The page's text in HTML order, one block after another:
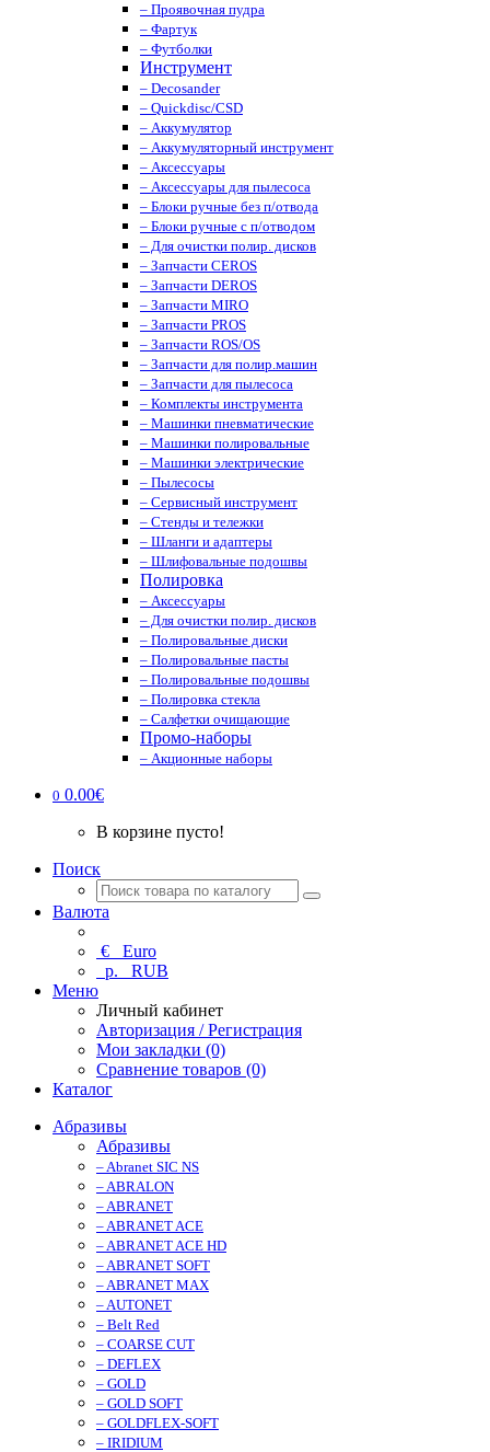
– Проявочная пудра
– Фартук
– Футболки
Инструмент
– Decosander
– Quickdisc/CSD
– Аккумулятор
– Аккумуляторный инструмент
– Аксессуары
– Аксессуары для пылесоса
– Блоки ручные без п/отвода
– Блоки ручные с п/отводом
– Для очистки полир. дисков
– Запчасти CEROS
– Запчасти DEROS
– Запчасти MIRO
– Запчасти PROS
– Запчасти ROS/OS
– Запчасти для полир.машин
– Запчасти для пылесоса
– Комплекты инструмента
– Машинки пневматические
– Машинки полировальные
– Машинки электрические
– Пылесосы
– Сервисный инструмент
– Стенды и тележки
– Шланги и адаптеры
– Шлифовальные подошвы
Полировка
– Аксессуары
– Для очистки полир. дисков
– Полировальные диски
– Полировальные пасты
– Полировальные подошвы
– Полировка стекла
– Салфетки очищающие
Промо-наборы
– Акционные наборы
0 0.00€
В корзине пусто!
Поиск
Валюта
€ Euro
р. RUB
Меню
Личный кабинет
Авторизация / Регистрация
Мои закладки (0)
Сравнение товаров (0)
Каталог
Абразивы
Абразивы
– Abranet SIC NS
– ABRALON
– ABRANET
– ABRANET ACE
– ABRANET ACE HD
– ABRANET SOFT
– ABRANET MAX
– AUTONET
– Belt Red
– COARSE CUT
– DEFLEX
– GOLD
– GOLD SOFT
– GOLDFLEX-SOFT
– IRIDIUM